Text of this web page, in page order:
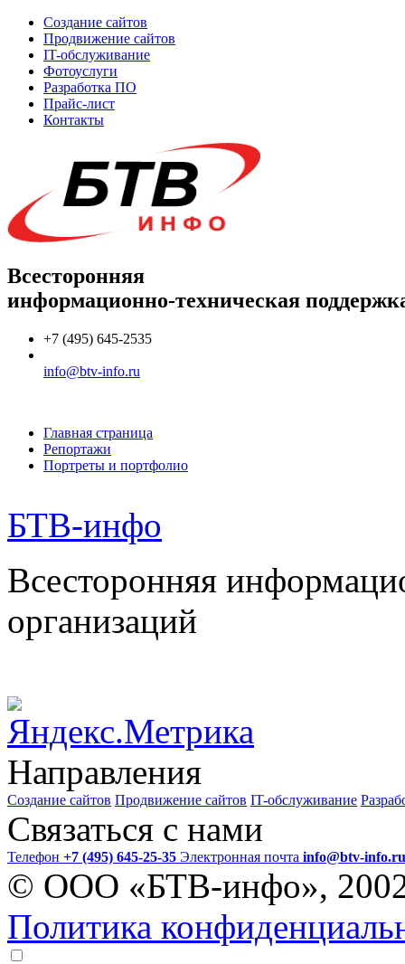
Создание сайтов
Продвижение сайтов
IT-обслуживание
Фотоуслуги
Разработка ПО
Прайс-лист
Контакты
Всесторонняя
информационно-техническая
+7 (495) 645-2535
info@btv-info.ru
Главная страница
Репортажи
Портреты и портфолио
БТВ-инфо
Всесторонняя
организаций
Направления
Создание сайтов Продвижение сайтов IT-обслуживание
Связаться с нами
Телефон +7 (495) 645-25-35 Электронная почта info@btv-info.ru
© ООО «БТВ-инфо»,
Политика